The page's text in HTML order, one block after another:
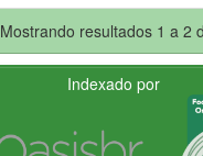
Mostrando resultados 1 a 2
Indexado por